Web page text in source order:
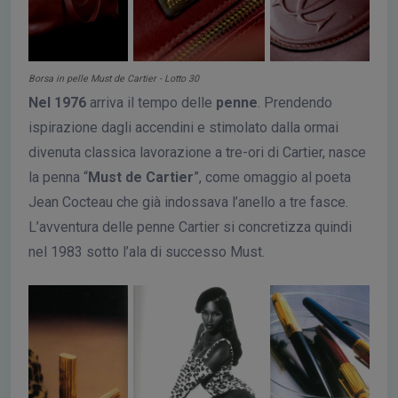
Borsa in pelle Must de Cartier - Lotto 30
Nel 1976 arriva il tempo delle penne. Prendendo
ispirazione dagli accendini e stimolato dalla ormai
divenuta classica lavorazione a tre-ori di Cartier, nasce
la penna “Must de Cartier”, come omaggio al poeta
Jean Cocteau che già indossava l’anello a tre fasce.
L’avventura delle penne Cartier si concretizza quindi
nel 1983 sotto l’ala di successo Must.